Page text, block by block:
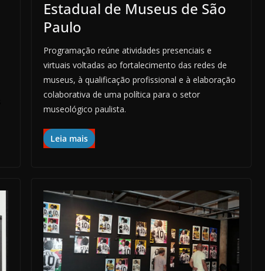
Estadual de Museus de São
Paulo
Programação reúne atividades presenciais e
virtuais voltadas ao fortalecimento das redes de
museus, à qualificação profissional e à elaboração
colaborativa de uma política para o setor
museológico paulista.
Leia mais